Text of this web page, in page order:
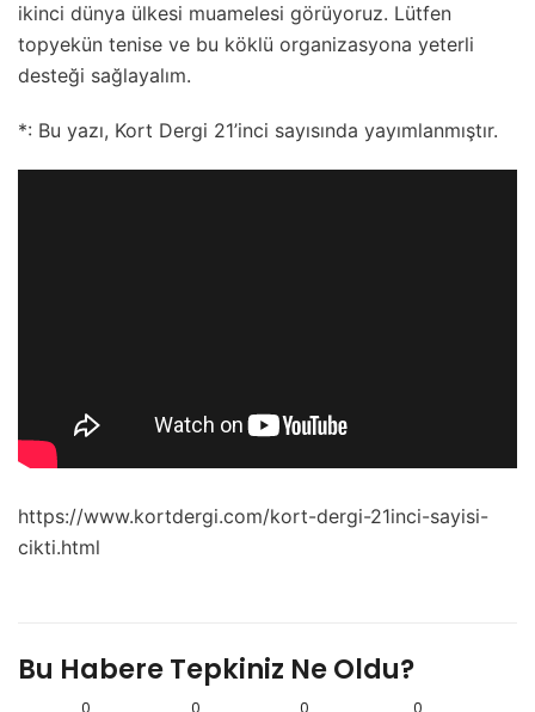
ikinci dünya ülkesi muamelesi görüyoruz. Lütfen
topyekün tenise ve bu köklü organizasyona yeterli
desteği sağlayalım.
*: Bu yazı, Kort Dergi 21’inci sayısında yayımlanmıştır.
https://www.kortdergi.com/kort-dergi-21inci-sayisi-
cikti.html
Bu Habere Tepkiniz Ne Oldu?
0 0 0 0